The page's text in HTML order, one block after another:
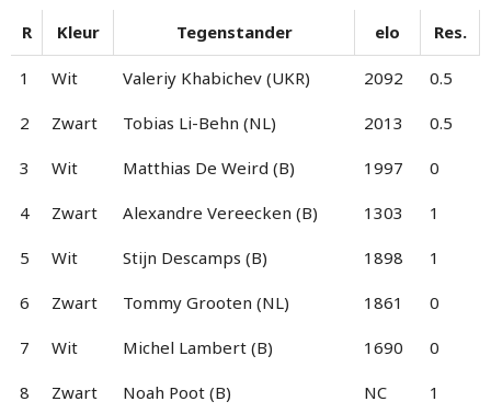
R Kleur Tegenstander elo Res.
1 Wit Valeriy Khabichev (UKR) 2092 0.5
2 Zwart Tobias Li-Behn (NL) 2013 0.5
3 Wit Matthias De Weird (B) 1997 0
4 Zwart Alexandre Vereecken (B) 1303 1
5 Wit Stijn Descamps (B) 1898 1
6 Zwart Tommy Grooten (NL) 1861 0
7 Wit Michel Lambert (B) 1690 0
8 Zwart Noah Poot (B) NC 1